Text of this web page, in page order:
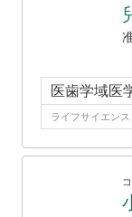
医歯学域医
ライフサイエン